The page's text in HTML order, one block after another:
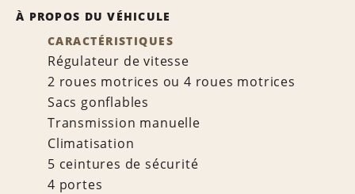
À PROPOS DU VÉHICULE
CARACTÉRISTIQUES
Régulateur de vitesse
2 roues motrices ou 4 roues motrices
Sacs gonflables
Transmission manuelle
Climatisation
5 ceintures de sécurité
4 portes